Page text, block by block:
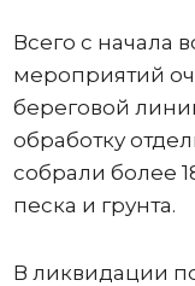
Всего с начала
мероприятий
береговой
обработку
собрали более
песка и грунта.
В ликвидации